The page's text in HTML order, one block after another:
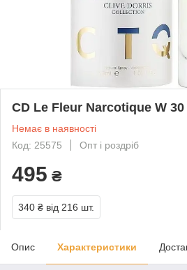
CD Le Fleur Narcotique W 30
Немає в наявності
Код: 25575
Опт і роздріб
495 ₴
340 ₴ від 216 шт.
Опис Характеристики